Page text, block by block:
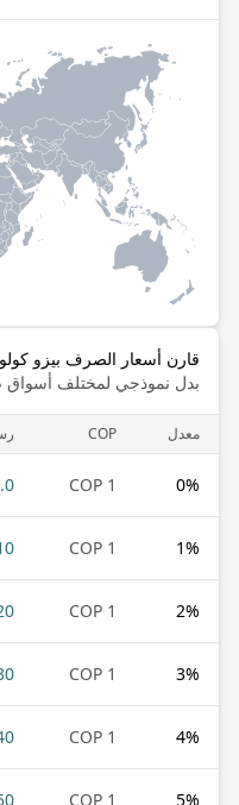
قارن أسعار الصرف بيزو
بدل نموذجي لمختلف أسواق
معدل COP
0%
1 COP
1%
1 COP
2%
1 COP
3%
1 COP
4%
1 COP
5%
1 COP